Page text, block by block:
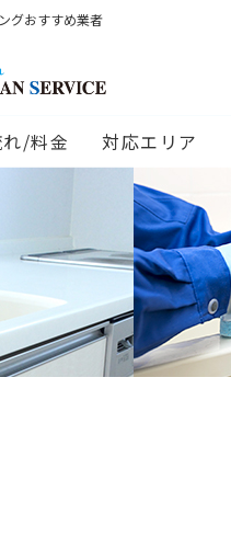
グおすすめ業者
/料金 対応エリア